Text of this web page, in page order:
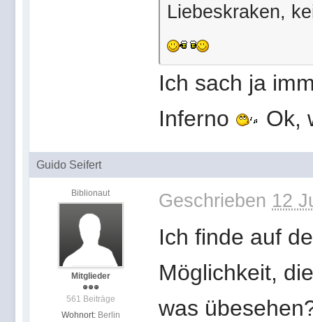
Liebeskraken,
Ich sach ja
Inferno
Ok,
Guido Seifert
Biblionaut
Mitglieder
561 Beiträge
Wohnort: Berlin
Geschrieben 12
Ich finde auf
Möglichkeit,
was